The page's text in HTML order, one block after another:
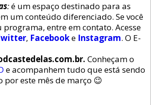
:é um espaço destinado para as
um conteúdo diferenciado. Se você
programa, entre em contato. Acesse
, Facebooke Instagram. O E-
Conheçam o
e acompanhem tudo que está sendo
este mês de março 😉